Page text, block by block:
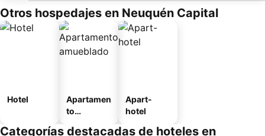
Otros hospedajes en Neuquén Capital
Hotel
Apartamen
to
Apart-
hotel
Categorías destacadas de hoteles en